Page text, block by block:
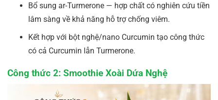
Bổ sung ar-Turmerone — hợp chất có nghiên cứu tiền
lâm sàng về khả năng hỗ trợ chống viêm.
Kết hợp với bột nghệ/nano Curcumin tạo công thức
có cả Curcumin lẫn Turmerone.
Công thức 2: Smoothie Xoài Dứa Nghệ